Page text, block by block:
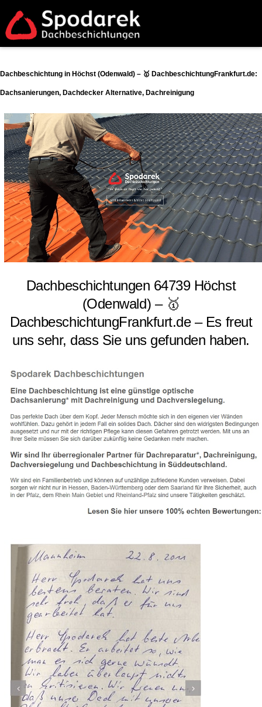
Dachbeschichtung in Höchst (Odenwald) – 🥇 DachbeschichtungFrankfurt.de:
Dachsanierungen, Dachdecker Alternative, Dachreinigung
Dachbeschichtungen 64739 Höchst
(Odenwald) – 🥇
DachbeschichtungFrankfurt.de – Es freut
uns sehr, dass Sie uns gefunden haben.